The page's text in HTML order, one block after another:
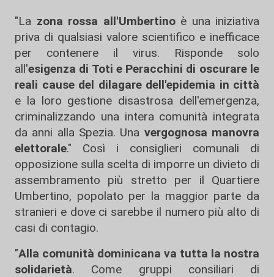
"La zona rossa all'Umbertinoè una iniziativa
priva di qualsiasi valore scientifico e inefficace
per contenere il virus. Risponde solo
all'esigenza di Toti e Peracchini di oscurare le
reali cause del dilagare dell'epidemia in città
e la loro gestione disastrosa dell'emergenza,
criminalizzando una intera comunità integrata
da anni alla Spezia. Una vergognosa manovra
elettorale." Così i consiglieri comunali di
opposizione sulla scelta di imporre un divieto di
assembramento più stretto per il Quartiere
Umbertino, popolato per la maggior parte da
stranieri e dove ci sarebbe il numero più alto di
casi di contagio.
"Alla comunità dominicana va tutta la nostra
solidarietà. Come gruppi consiliari di